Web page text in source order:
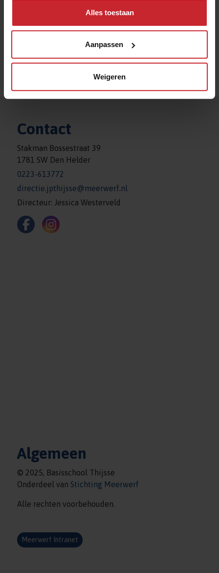
Alles toestaan
Aanpassen
Weigeren
Schoolgids kleuters (PDF)
Contact
Stakman Bossestraat 39
1781 SW Den Helder
0223-613772
directie.jpthijsse@meerwerf.nl
Directeur: Jessica Westerveld
Algemeen
© 2025, Basisschool Thijsse
Onderdeel van Stichting Meerwerf
Alle rechten voorbehouden.
Meerwerf Intranet